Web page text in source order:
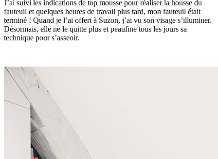
J’ai suivi les indications de top mousse pour réaliser la housse du
fauteuil et quelques heures de travail plus tard, mon fauteuil était
terminé ! Quand je l’ai offert à Suzon, j’ai vu son visage s’illuminer.
Désormais, elle ne le quitte plus et peaufine tous les jours sa
technique pour s’asseoir.